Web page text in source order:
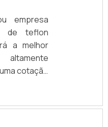
empresa
de teflon
a melhor
cotação
e
do
lugar certo!